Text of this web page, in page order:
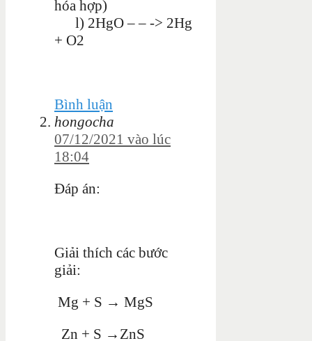
hóa hợp)
l) 2HgO – – -> 2Hg
+ O2
Bình luận
hongocha
07/12/2021 vào lúc
18:04
Đáp án:
Giải thích các bước
giải:
Mg + S → MgS
Zn + S →ZnS